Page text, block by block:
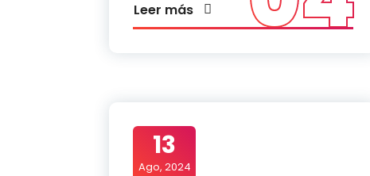
Leer más
13
Ago, 2024